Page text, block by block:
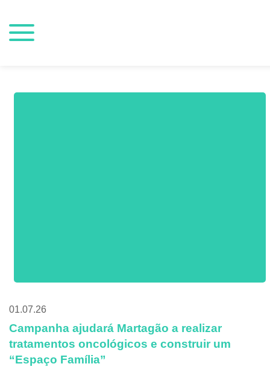
01.07.26
Campanha ajudará Martagão a realizar
tratamentos oncológicos e construir um
“Espaço Família”